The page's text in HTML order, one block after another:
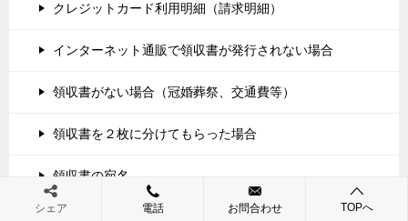
クレジットカード利用明細（請求明細）
インターネット通販で領収書が発行されない場合
領収書がない場合（冠婚葬祭、交通費等）
領収書を２枚に分けてもらった場合
領収書の宛名
減価償却
シェア 電話 お問合わせ TOPへ